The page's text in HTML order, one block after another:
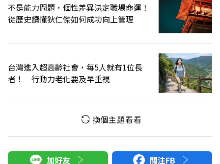
不是能力問題，個性差異決定職場命運！
從歷史讀懂狄仁傑如何成功向上管理
台灣進入超高齡社會，每5人就有1位長
者！ 行動力老化要及早重視
換個主題看看
加好友 關注FB